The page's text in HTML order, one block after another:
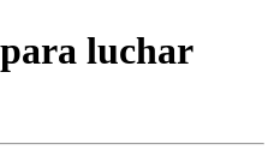
luchar